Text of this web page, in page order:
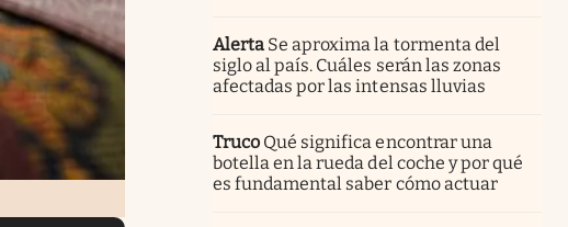
Alerta Se aproxima la tormenta del
siglo al país. Cuáles serán las zonas
afectadas por las intensas lluvias
Truco Qué significa encontrar una
botella en la rueda del coche y por qué
es fundamental saber cómo actuar